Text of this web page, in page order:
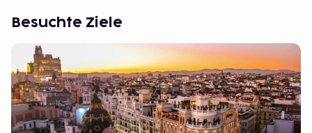
Besuchte Ziele